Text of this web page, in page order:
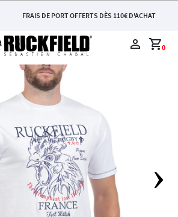
FRAIS DE PORT OFFERTS DÈS 110€ D'ACHAT
perm_identity 0
shopping_cart